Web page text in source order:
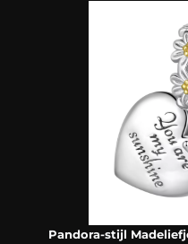
Pandora-stijl